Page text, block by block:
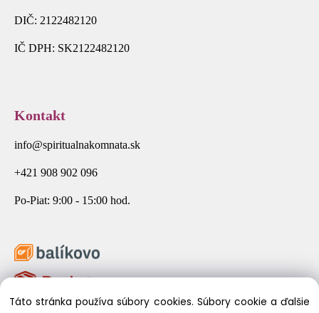
DIČ: 2122482120
IČ DPH: SK2122482120
Kontakt
info@spiritualnakomnata.sk
+421 908 902 096
Po-Piat: 9:00 - 15:00 hod.
Táto stránka používa súbory cookies. Súbory cookie a ďalšie